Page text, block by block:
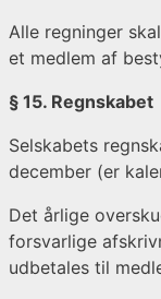
Alle regninger
et medlem af
§ 15. Regnskabet
Selskabets
december (er
Det årlige
forsvarlige
udbetales til